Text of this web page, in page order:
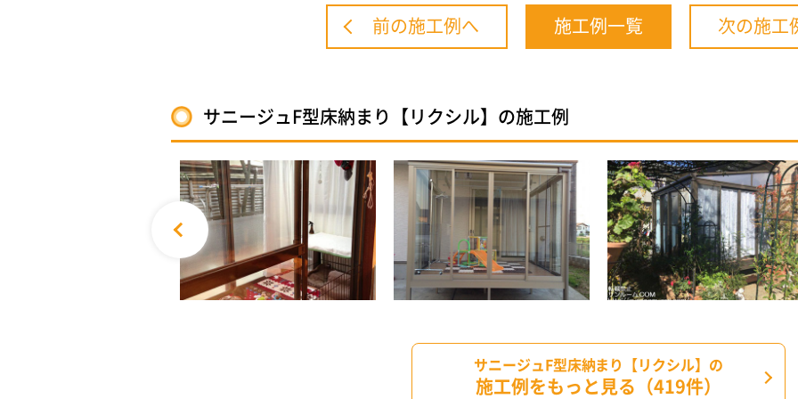
前の施工例へ 施工例一覧 次の施工
サニージュF型床納まり【リクシル】の施工例
サニージュF型床納まり【リクシル】の
施工例をもっと見る（419件）